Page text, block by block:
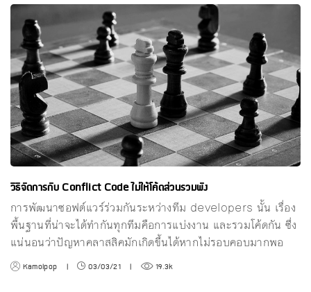
วิธีจัดการกับ Conflict Code ไม่ให้โค้ดส่วนรวมพัง
การพัฒนาซอฟต์แวร์ร่วมกันระหว่างทีม developers นั้น เรื่อง
พื้นฐานที่น่าจะได้ทำกันทุกทีมคือการแบ่งงาน และรวมโค้ดกัน ซึ่ง
แน่นอนว่าปัญหาคลาสสิคมักเกิดขึ้นได้หากไม่รอบคอบมากพอ
Kamolpop | 03/03/21 | 19.3k